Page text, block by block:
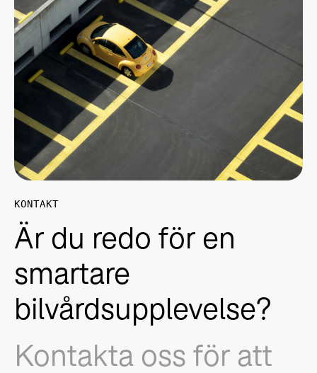
KONTAKT
Är du redo för en
smartare
bilvårdsupplevelse?
Kontakta oss för att